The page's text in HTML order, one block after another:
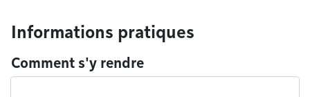
Informations pratiques
Comment s'y rendre